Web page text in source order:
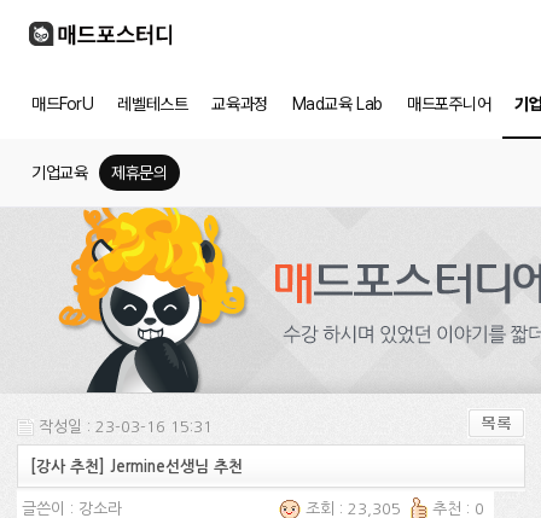
매드ForU 레벨테스트 교육과정 Mad교육 Lab 매드포주니어 기
기업교육 제휴문의
작성일 : 23-03-16 15:31
[강사 추천] Jermine선생님 추천
글쓴이 : 강소라 조회 : 23,305 추천 : 0